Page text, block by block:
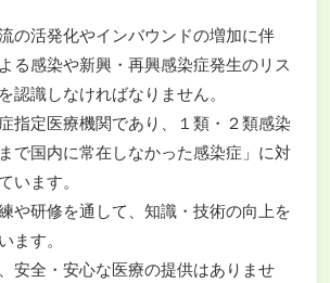
の活発化やインバウンドの増加に伴
る感染や新興・再興感染症発生のリス
認識しなければなりません。
指定医療機関であり、１類・２類感染
で国内に常在しなかった感染症」に対
います。
や研修を通して、知識・技術の向上を
ます。
安全・安心な医療の提供はありませ